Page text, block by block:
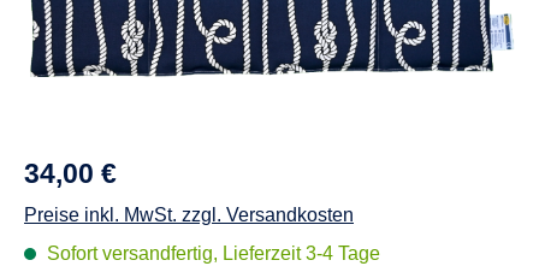
34,00 €
Preise inkl. MwSt. zzgl. Versandkosten
Sofort versandfertig, Lieferzeit 3-4 Tage